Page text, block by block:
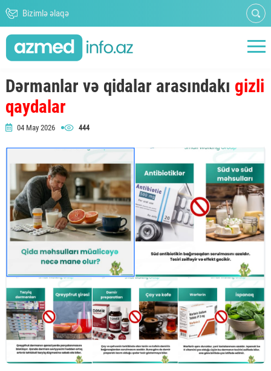
Bizimlə əlaqə
Dərmanlar və qidalar arasındakı gizli
qaydalar
04 May 2026 444